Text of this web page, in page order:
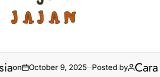
October 9, 2025 Posted by Cara